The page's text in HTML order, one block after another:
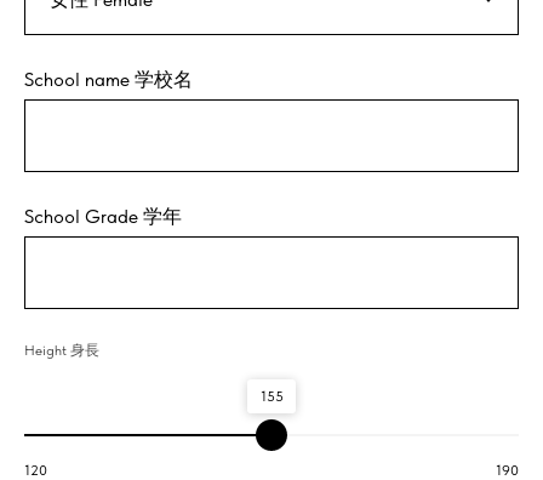
School name 学校名
School Grade 学年
Height 身長
155
120 190